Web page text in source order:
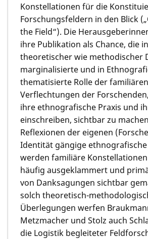
Konstellationen für die
Forschungsfeldern in den Blick
the Field“). Die
ihre Publikation als Chance, die
theoretischer wie methodischer
marginalisierte und in
thematisierte Rolle der familiären
Verflechtungen der
ihre ethnografische Praxis und
einschreiben, sichtbar zu
Reflexionen der eigenen
Identität gängige ethnografische
werden familiäre
häufig ausgeklammert und
von Danksagungen sichtbar
solch theoretisch-
Überlegungen werfen
Metzmacher und Stolz auch
die Logistik begleiteter